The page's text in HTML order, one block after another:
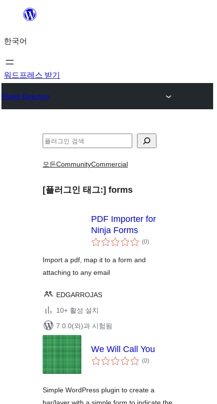
츠
로
바
가
한국어
워드프레스 받기
Plugin Directory
검
모든CommunityCommercial
[플러그인 태그:] forms
PDF Importer for
Ninja Forms
(0전
체)
Import a pdf, map it to a form and
attaching to any email
EDGARROJAS
10+ 활성 설치
7.0.0(와)과 시험됨
We Will Call You
(0전
체)
Simple WordPress plugin to create a